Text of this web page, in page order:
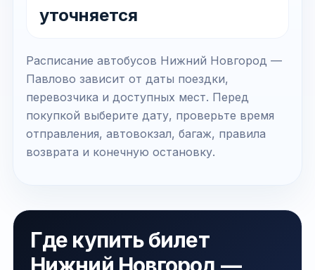
уточняется
Расписание автобусов Нижний Новгород —
Павлово зависит от даты поездки,
перевозчика и доступных мест. Перед
покупкой выберите дату, проверьте время
отправления, автовокзал, багаж, правила
возврата и конечную остановку.
Где купить билет